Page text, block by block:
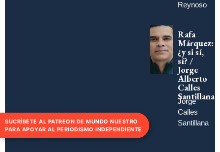
Reynoso
Rafa
Márquez:
¿y si sí,
sí? /
Jorge
Alberto
Calles
Santillana
Jorge
Calles
Santillana
SUCRÍBETE AL PATREON DE MUNDO NUESTRO
PARA APOYAR AL PERIODISMO INDEPENDIENTE